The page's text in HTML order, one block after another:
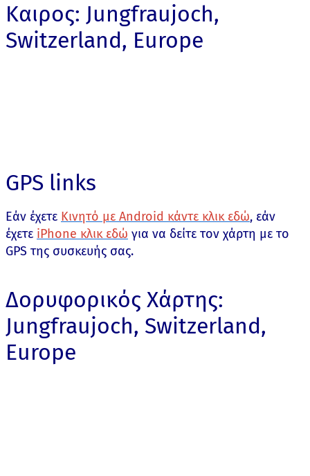
Καιρος: Jungfraujoch,
Switzerland, Europe
GPS links
Εάν έχετε Κινητό με Android κάντε κλικ εδώ, εάν
έχετε iPhone κλικ εδώ για να δείτε τον χάρτη με το
GPS της συσκευής σας.
Δορυφορικός Χάρτης:
Jungfraujoch, Switzerland,
Europe